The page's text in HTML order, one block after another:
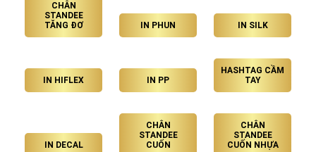
CHÂN
STANDEE
TĂNG ĐƠ
IN PHUN IN SILK
IN HIFLEX IN PP
HASHTAG CẦM
TAY
IN DECAL
CHÂN
STANDEE
CUỐN
CHÂN
STANDEE
CUỐN NHỰA